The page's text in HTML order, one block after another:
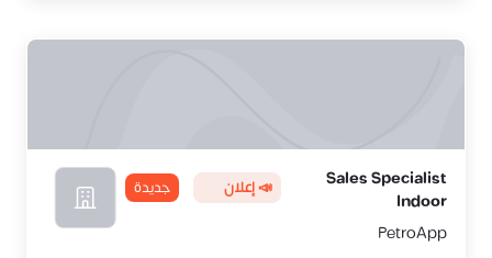
Sales Specialist
Indoor
📣 إعلان جديدة
PetroApp